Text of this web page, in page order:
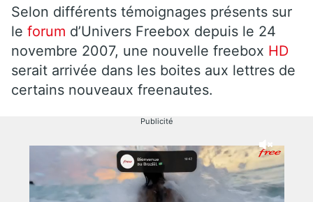
Selon différents témoignages présents sur
le forum d’Univers Freebox depuis le 24
novembre 2007, une nouvelle freebox HD
serait arrivée dans les boites aux lettres de
certains nouveaux freenautes.
Publicité